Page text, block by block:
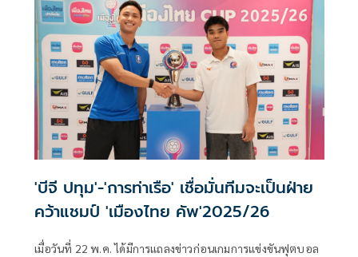
'บีจี ปทุม'-'การท่าเรือ' เชื่อมั่นทีมจะเป็นฝ่าย
คว้าแชมป์ 'เมืองไทย คัพ'2025/26
เมื่อวันที่ 22 พ.ค. ได้มีการแถลงข่าวก่อนเกมการแข่งขันฟุตบอล